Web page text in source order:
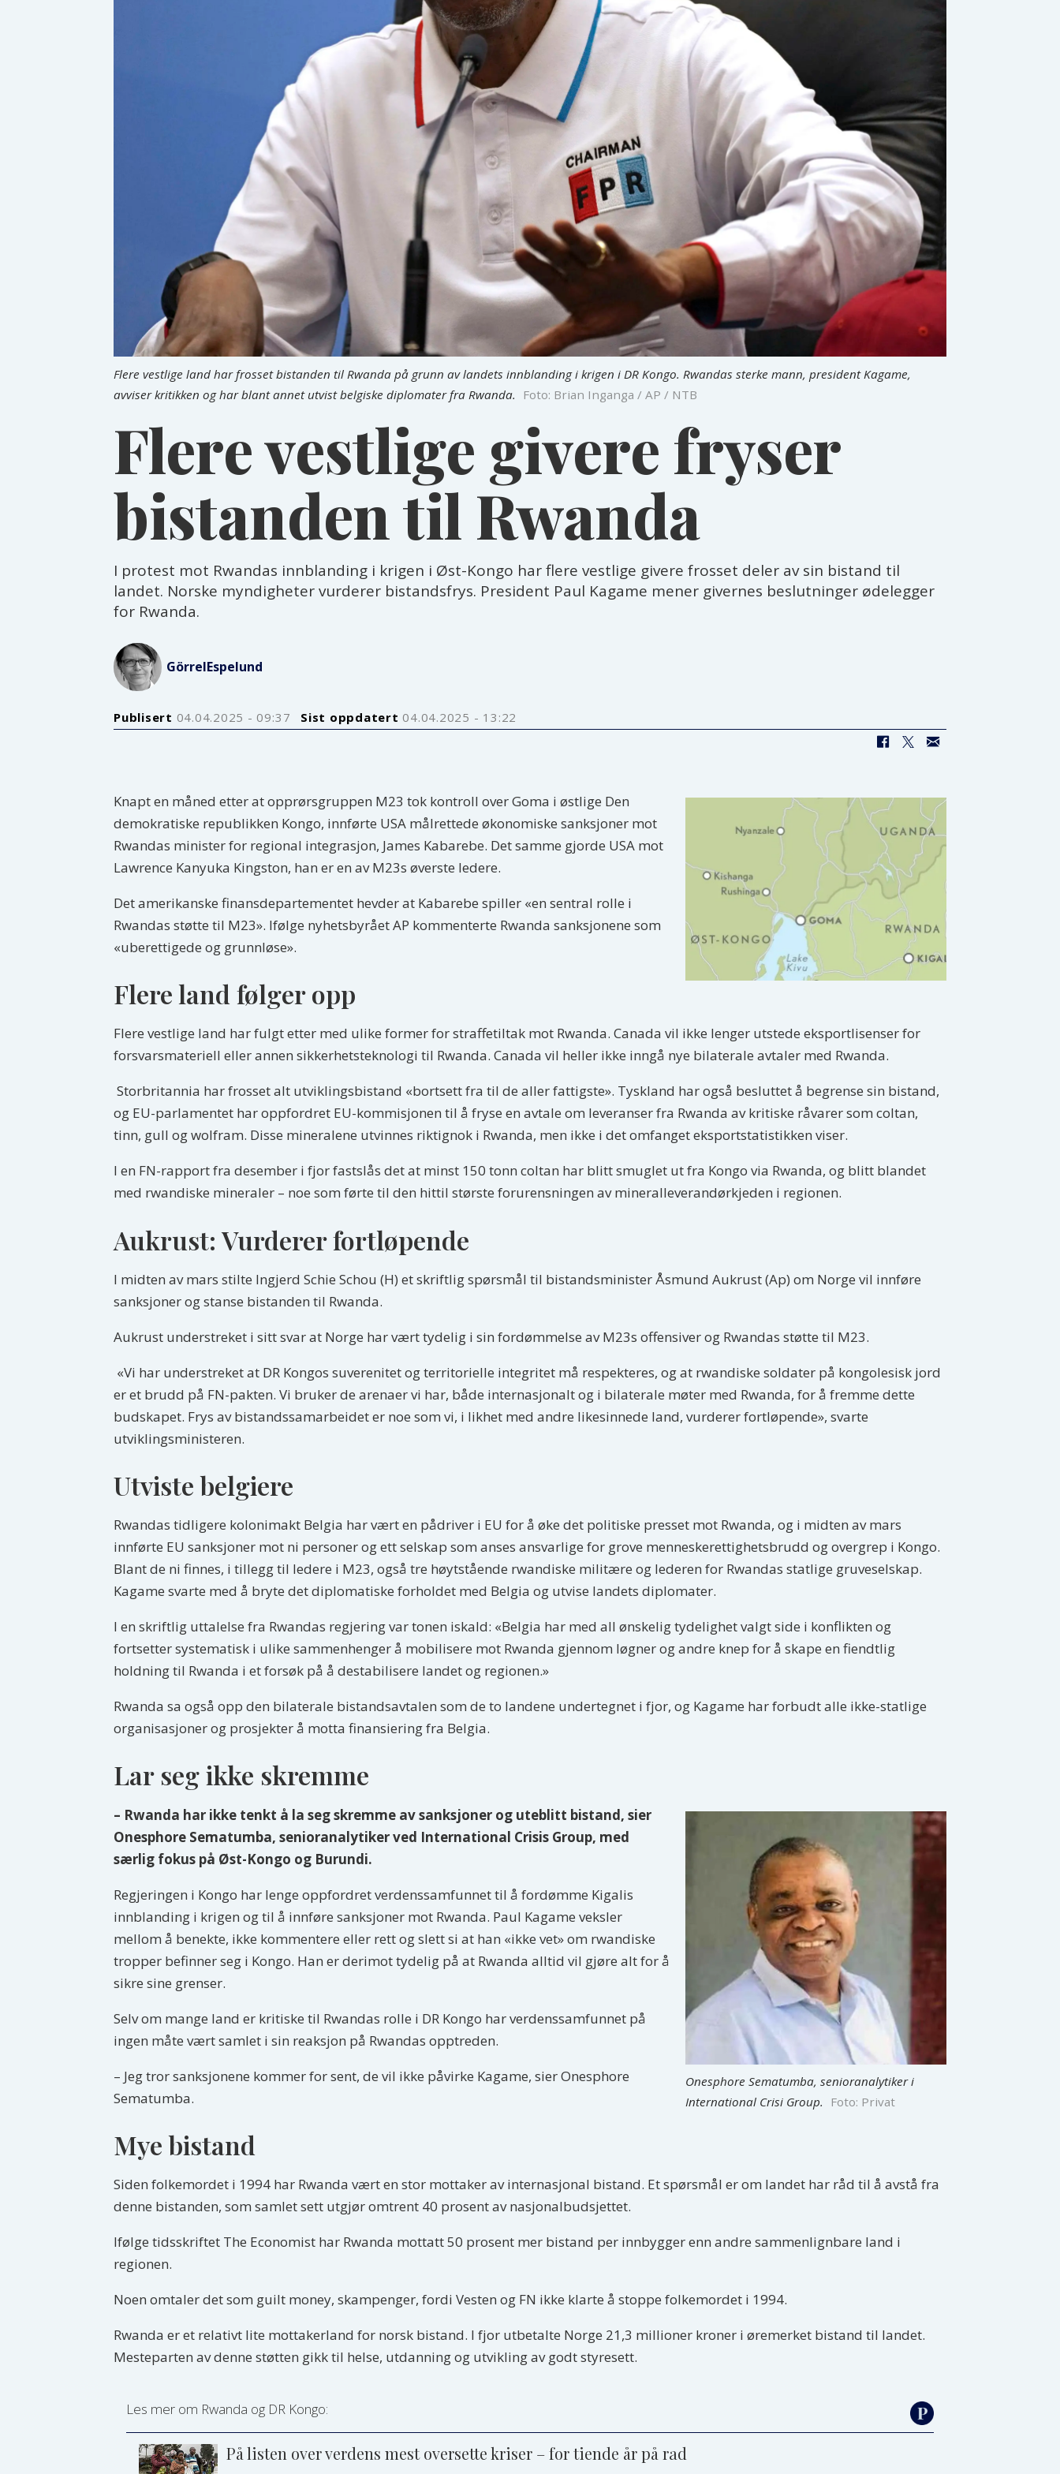
Flere vestlige land har frosset bistanden til Rwanda på grunn av landets innblanding i krigen i DR Kongo. Rwandas sterke mann, president Kagame,
avviser kritikken og har blant annet utvist belgiske diplomater fra Rwanda. Foto: Brian Inganga / AP / NTB
Flere vestlige givere fryser
bistanden til Rwanda
I protest mot Rwandas innblanding i krigen i Øst-Kongo har flere vestlige givere frosset deler av sin bistand til
landet. Norske myndigheter vurderer bistandsfrys. President Paul Kagame mener givernes beslutninger ødelegger
for Rwanda.
GörrelEspelund
Publisert 04.04.2025 - 09:37 Sist oppdatert 04.04.2025 - 13:22
Knapt en måned etter at opprørsgruppen M23 tok kontroll over Goma i østlige Den
demokratiske republikken Kongo, innførte USA målrettede økonomiske sanksjoner mot
Rwandas minister for regional integrasjon, James Kabarebe. Det samme gjorde USA mot
Lawrence Kanyuka Kingston, han er en av M23s øverste ledere.
Det amerikanske finansdepartementet hevder at Kabarebe spiller «en sentral rolle i
Rwandas støtte til M23». Ifølge nyhetsbyrået AP kommenterte Rwanda sanksjonene som
«uberettigede og grunnløse».
Flere land følger opp
Flere vestlige land har fulgt etter med ulike former for straffetiltak mot Rwanda. Canada vil ikke lenger utstede eksportlisenser for
forsvarsmateriell eller annen sikkerhetsteknologi til Rwanda. Canada vil heller ikke inngå nye bilaterale avtaler med Rwanda.
Storbritannia har frosset alt utviklingsbistand «bortsett fra til de aller fattigste». Tyskland har også besluttet å begrense sin bistand,
og EU-parlamentet har oppfordret EU-kommisjonen til å fryse en avtale om leveranser fra Rwanda av kritiske råvarer som coltan,
tinn, gull og wolfram. Disse mineralene utvinnes riktignok i Rwanda, men ikke i det omfanget eksportstatistikken viser.
I en FN-rapport fra desember i fjor fastslås det at minst 150 tonn coltan har blitt smuglet ut fra Kongo via Rwanda, og blitt blandet
med rwandiske mineraler – noe som førte til den hittil største forurensningen av mineralleverandørkjeden i regionen.
Aukrust: Vurderer fortløpende
I midten av mars stilte Ingjerd Schie Schou (H) et skriftlig spørsmål til bistandsminister Åsmund Aukrust (Ap) om Norge vil innføre
sanksjoner og stanse bistanden til Rwanda.
Aukrust understreket i sitt svar at Norge har vært tydelig i sin fordømmelse av M23s offensiver og Rwandas støtte til M23.
«Vi har understreket at DR Kongos suverenitet og territorielle integritet må respekteres, og at rwandiske soldater på kongolesisk jord
er et brudd på FN-pakten. Vi bruker de arenaer vi har, både internasjonalt og i bilaterale møter med Rwanda, for å fremme dette
budskapet. Frys av bistandssamarbeidet er noe som vi, i likhet med andre likesinnede land, vurderer fortløpende», svarte
utviklingsministeren.
Utviste belgiere
Rwandas tidligere kolonimakt Belgia har vært en pådriver i EU for å øke det politiske presset mot Rwanda, og i midten av mars
innførte EU sanksjoner mot ni personer og ett selskap som anses ansvarlige for grove menneskerettighetsbrudd og overgrep i Kongo.
Blant de ni finnes, i tillegg til ledere i M23, også tre høytstående rwandiske militære og lederen for Rwandas statlige gruveselskap.
Kagame svarte med å bryte det diplomatiske forholdet med Belgia og utvise landets diplomater.
I en skriftlig uttalelse fra Rwandas regjering var tonen iskald: «Belgia har med all ønskelig tydelighet valgt side i konflikten og
fortsetter systematisk i ulike sammenhenger å mobilisere mot Rwanda gjennom løgner og andre knep for å skape en fiendtlig
holdning til Rwanda i et forsøk på å destabilisere landet og regionen.»
Rwanda sa også opp den bilaterale bistandsavtalen som de to landene undertegnet i fjor, og Kagame har forbudt alle ikke-statlige
organisasjoner og prosjekter å motta finansiering fra Belgia.
Lar seg ikke skremme
Onesphore Sematumba, senioranalytiker i
International Crisi Group. Foto: Privat
– Rwanda har ikke tenkt å la seg skremme av sanksjoner og uteblitt bistand, sier
Onesphore Sematumba, senioranalytiker ved International Crisis Group, med
særlig fokus på Øst-Kongo og Burundi.
Regjeringen i Kongo har lenge oppfordret verdenssamfunnet til å fordømme Kigalis
innblanding i krigen og til å innføre sanksjoner mot Rwanda. Paul Kagame veksler
mellom å benekte, ikke kommentere eller rett og slett si at han «ikke vet» om rwandiske
tropper befinner seg i Kongo. Han er derimot tydelig på at Rwanda alltid vil gjøre alt for å
sikre sine grenser.
Selv om mange land er kritiske til Rwandas rolle i DR Kongo har verdenssamfunnet på
ingen måte vært samlet i sin reaksjon på Rwandas opptreden.
– Jeg tror sanksjonene kommer for sent, de vil ikke påvirke Kagame, sier Onesphore
Sematumba.
Mye bistand
Siden folkemordet i 1994 har Rwanda vært en stor mottaker av internasjonal bistand. Et spørsmål er om landet har råd til å avstå fra
denne bistanden, som samlet sett utgjør omtrent 40 prosent av nasjonalbudsjettet.
Ifølge tidsskriftet The Economist har Rwanda mottatt 50 prosent mer bistand per innbygger enn andre sammenlignbare land i
regionen.
Noen omtaler det som guilt money, skampenger, fordi Vesten og FN ikke klarte å stoppe folkemordet i 1994.
Rwanda er et relativt lite mottakerland for norsk bistand. I fjor utbetalte Norge 21,3 millioner kroner i øremerket bistand til landet.
Mesteparten av denne støtten gikk til helse, utdanning og utvikling av godt styresett.
Les mer om Rwanda og DR Kongo:
På listen over verdens mest oversette kriser – for tiende år på rad